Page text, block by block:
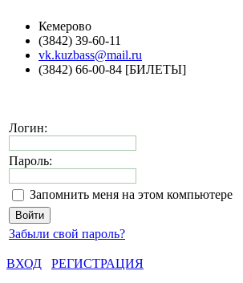
Кемерово
(3842) 39-60-11
vk.kuzbass@mail.ru
(3842) 66-00-84 [БИЛЕТЫ]
Логин:
Пароль:
Запомнить меня на этом компьютере
Забыли свой пароль?
ВХОД
РЕГИСТРАЦИЯ